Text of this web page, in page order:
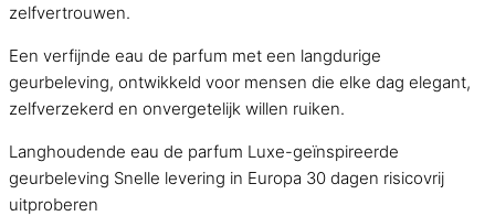
zelfvertrouwen.
Een verfijnde eau de parfum met een langdurige
geurbeleving, ontwikkeld voor mensen die elke dag elegant,
zelfverzekerd en onvergetelijk willen ruiken.
Langhoudende eau de parfum Luxe-geïnspireerde
geurbeleving Snelle levering in Europa 30 dagen risicovrij
uitproberen